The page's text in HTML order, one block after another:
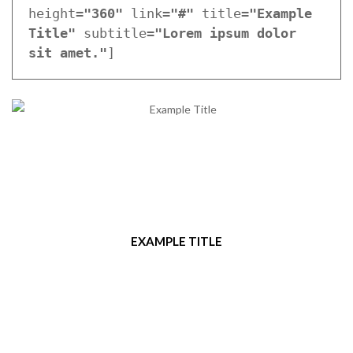
height="360" link="#" title="Example
Title" subtitle="Lorem ipsum dolor
sit amet." ]
EXAMPLE TITLE